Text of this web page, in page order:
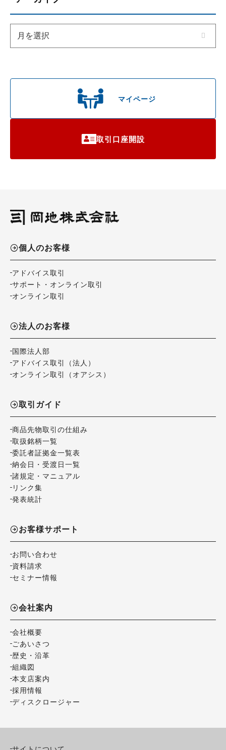
マイページ
取引口座開設
個人のお客様
アドバイス取引
サポート・オンライン取引
オンライン取引
法人のお客様
国際法人部
アドバイス取引（法人）
オンライン取引（オアシス）
取引ガイド
商品先物取引の仕組み
取扱銘柄一覧
委託者証拠金一覧表
納会日・受渡日一覧
諸規定・マニュアル
リンク集
発表統計
お客様サポート
お問い合わせ
資料請求
セミナー情報
会社案内
会社概要
ごあいさつ
歴史・沿革
組織図
本支店案内
採用情報
ディスクロージャー